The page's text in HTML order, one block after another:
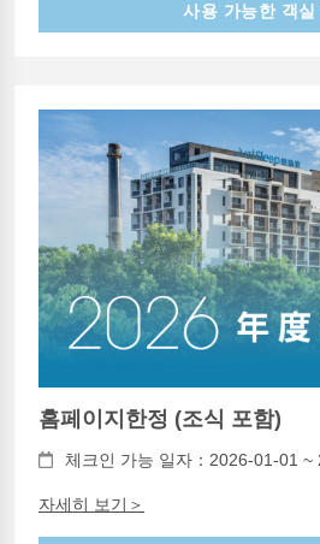
사용 가능한 객실
홈페이지한정 (조식 포함)
체크인 가능 일자：2026-01-01 ~
자세히 보기＞